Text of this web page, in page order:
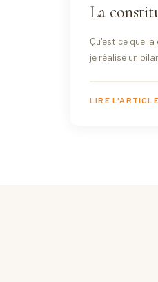
La
Qu'est ce que
je réalise un
LIRE L'ARTICLE